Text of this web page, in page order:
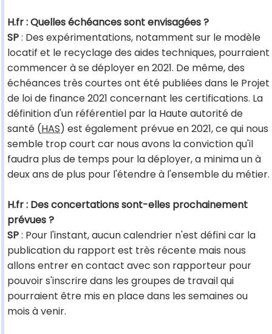
H.fr : Quelles échéances sont envisagées ?
SP: Des expérimentations, notamment sur le modèle
locatif et le recyclage des aides techniques, pourraient
commencer à se déployer en 2021. De même, des
échéances très courtes ont été publiées dans le Projet
de loi de finance 2021 concernant les certifications. La
définition d'un référentiel par la Haute autorité de
santé (HAS) est également prévue en 2021, ce qui nous
semble trop court car nous avons la conviction qu'il
faudra plus de temps pour la déployer, a minima un à
deux ans de plus pour l'étendre à l'ensemble du métier.
H.fr : Des concertations sont-elles prochainement
prévues ?
SP: Pour l'instant, aucun calendrier n'est défini car la
publication du rapport est très récente mais nous
allons entrer en contact avec son rapporteur pour
pouvoir s'inscrire dans les groupes de travail qui
pourraient être mis en place dans les semaines ou
mois à venir.